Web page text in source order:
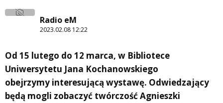
Radio eM
2023.02.08 12:22
Od 15 lutego do 12 marca, w Bibliotece
Uniwersytetu Jana Kochanowskiego
obejrzymy interesującą wystawę. Odwiedzający
będą mogli zobaczyć twórczość Agnieszki